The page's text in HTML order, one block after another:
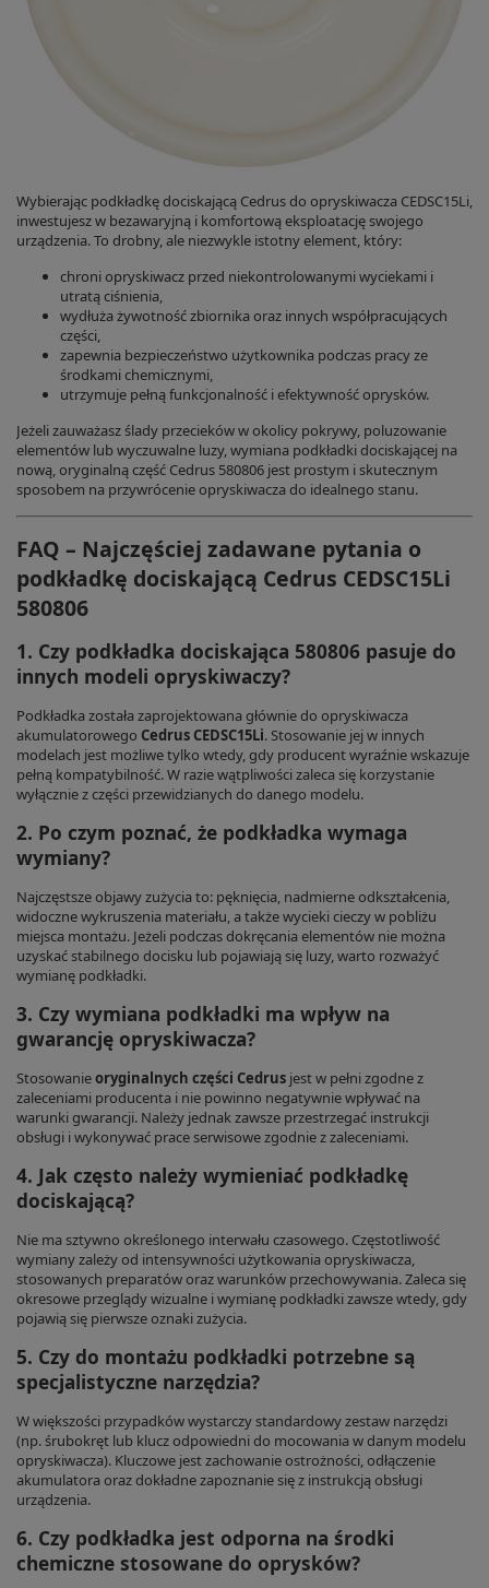
Wybierając podkładkę dociskającą Cedrus do opryskiwacza CEDSC15Li,
inwestujesz w bezawaryjną i komfortową eksploatację swojego
urządzenia. To drobny, ale niezwykle istotny element, który:
chroni opryskiwacz przed niekontrolowanymi wyciekami i
utratą ciśnienia,
wydłuża żywotność zbiornika oraz innych współpracujących
części,
zapewnia bezpieczeństwo użytkownika podczas pracy ze
środkami chemicznymi,
utrzymuje pełną funkcjonalność i efektywność oprysków.
Jeżeli zauważasz ślady przecieków w okolicy pokrywy, poluzowanie
elementów lub wyczuwalne luzy, wymiana podkładki dociskającej na
nową, oryginalną część Cedrus 580806 jest prostym i skutecznym
sposobem na przywrócenie opryskiwacza do idealnego stanu.
FAQ – Najczęściej zadawane pytania o
podkładkę dociskającą Cedrus CEDSC15Li
580806
1. Czy podkładka dociskająca 580806 pasuje do
innych modeli opryskiwaczy?
Podkładka została zaprojektowana głównie do opryskiwacza
akumulatorowego Cedrus CEDSC15Li. Stosowanie jej w innych
modelach jest możliwe tylko wtedy, gdy producent wyraźnie wskazuje
pełną kompatybilność. W razie wątpliwości zaleca się korzystanie
wyłącznie z części przewidzianych do danego modelu.
2. Po czym poznać, że podkładka wymaga
wymiany?
Najczęstsze objawy zużycia to: pęknięcia, nadmierne odkształcenia,
widoczne wykruszenia materiału, a także wycieki cieczy w pobliżu
miejsca montażu. Jeżeli podczas dokręcania elementów nie można
uzyskać stabilnego docisku lub pojawiają się luzy, warto rozważyć
wymianę podkładki.
3. Czy wymiana podkładki ma wpływ na
gwarancję opryskiwacza?
Stosowanieoryginalnych części Cedrus jest w pełni zgodne z
zaleceniami producenta i nie powinno negatywnie wpływać na
warunki gwarancji. Należy jednak zawsze przestrzegać instrukcji
obsługi i wykonywać prace serwisowe zgodnie z zaleceniami.
4. Jak często należy wymieniać podkładkę
dociskającą?
Nie ma sztywno określonego interwału czasowego. Częstotliwość
wymiany zależy od intensywności użytkowania opryskiwacza,
stosowanych preparatów oraz warunków przechowywania. Zaleca się
okresowe przeglądy wizualne i wymianę podkładki zawsze wtedy, gdy
pojawią się pierwsze oznaki zużycia.
5. Czy do montażu podkładki potrzebne są
specjalistyczne narzędzia?
W większości przypadków wystarczy standardowy zestaw narzędzi
(np. śrubokręt lub klucz odpowiedni do mocowania w danym modelu
opryskiwacza). Kluczowe jest zachowanie ostrożności, odłączenie
akumulatora oraz dokładne zapoznanie się z instrukcją obsługi
urządzenia.
6. Czy podkładka jest odporna na środki
chemiczne stosowane do oprysków?